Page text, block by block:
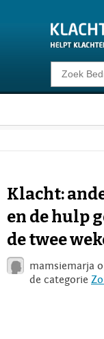
Klacht
Voor
Klacht:
en de hulp
de twee
mamsiemarja
de categorie